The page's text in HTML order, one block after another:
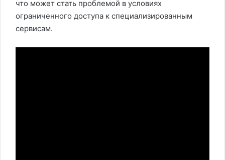
что может стать проблемой в условиях
ограниченного доступа к специализированным
сервисам.